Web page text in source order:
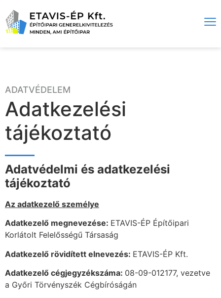
ADATVÉDELEM
Adatkezelési
tájékoztató
Adatvédelmi és adatkezelési
tájékoztató
Az adatkezelő személye
Adatkezelő megnevezése: ETAVIS-ÉP Építőipari
Korlátolt Felelősségű Társaság
Adatkezelő rövidített elnevezés: ETAVIS-ÉP Kft.
Adatkezelő cégjegyzékszáma: 08-09-012177, vezetve
a Győri Törvényszék Cégbíróságán